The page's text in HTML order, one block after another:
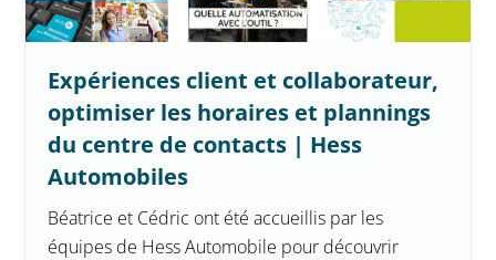
Expériences client et collaborateur,
optimiser les horaires et plannings
du centre de contacts | Hess
Automobiles
Béatrice et Cédric ont été accueillis par les
équipes de Hess Automobile pour découvrir